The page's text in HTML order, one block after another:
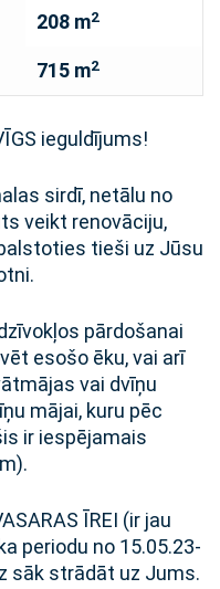
208 m2
715 m2
ieguldījums!
sirdī, netālu no
veikt renovāciju,
tieši uz Jūsu
pārdošanai
esošo ēku, vai arī
vai dvīņu
mājai, kuru pēc
ir iespējamais
ĪREI (ir jau
periodu no 15.05.23-
sāk strādāt uz Jums.